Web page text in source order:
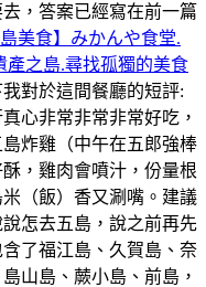
，答案已經寫在前一篇
美食】みかんや食堂.
產之島.尋找孤獨的美食
我對於這間餐廳的短評:
心非常非常非常好吃，
炸雞（中午在五郎強棒
，雞肉會噴汁，份量根
（飯）香又涮嘴。建議
說怎去五島，說之前再先
了福江島、久賀島、奈
山島、蕨小島、前島，